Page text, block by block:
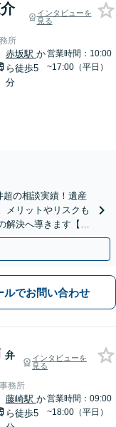
インタビューを
見る
所
赤坂駅 か
ら徒歩5
分
営業時間：10:00
~17:00（平日）
超の相談実績！遺産
メリットやリスクも
解決へ導きます【法
ルでお問い合わせ
弁
インタビューを
見る
務所
藤崎駅 か
ら徒歩5
営業時間：09:00
~18:00（平日）